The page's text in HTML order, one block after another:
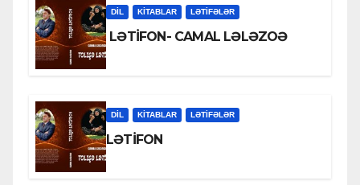
DİL KİTABLAR LƏTIFƏLƏR
LƏTİFON- CAMAL LƏLƏZOƏ
DİL KİTABLAR LƏTIFƏLƏR
LƏTİFON